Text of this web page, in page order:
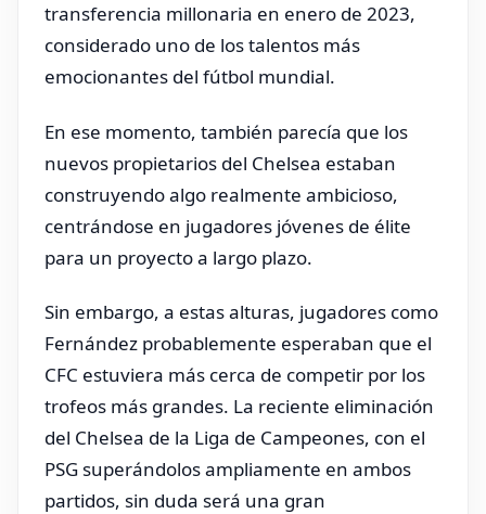
transferencia millonaria en enero de 2023,
considerado uno de los talentos más
emocionantes del fútbol mundial.
En ese momento, también parecía que los
nuevos propietarios del Chelsea estaban
construyendo algo realmente ambicioso,
centrándose en jugadores jóvenes de élite
para un proyecto a largo plazo.
Sin embargo, a estas alturas, jugadores como
Fernández probablemente esperaban que el
CFC estuviera más cerca de competir por los
trofeos más grandes. La reciente eliminación
del Chelsea de la Liga de Campeones, con el
PSG superándolos ampliamente en ambos
partidos, sin duda será una gran